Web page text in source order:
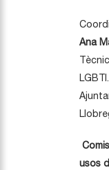
Ana
usos